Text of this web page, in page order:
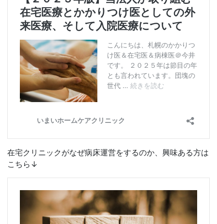
在宅クリニックがなぜ病床運営をするのか、興味ある方は
こちら↓